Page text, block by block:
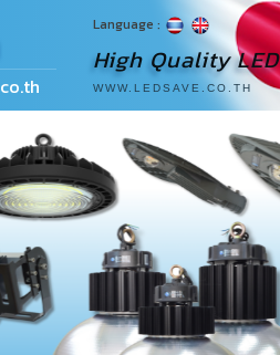
Language :
High Quality LED
WWW.LEDSAVE.CO.TH